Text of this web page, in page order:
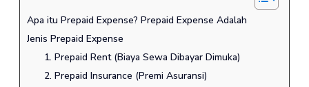
Apa itu Prepaid Expense? Prepaid Expense Adalah
Jenis Prepaid Expense
1. Prepaid Rent (Biaya Sewa Dibayar Dimuka)
2. Prepaid Insurance (Premi Asuransi)